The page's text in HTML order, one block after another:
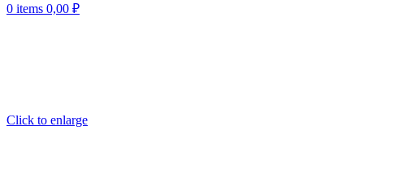
0 items 0,00 ₽
Click to enlarge